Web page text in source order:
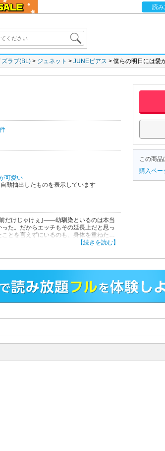
読
ズラブ(BL) ジュネット JUNEピアス 僕らの明日には愛
可愛い
動抽出したものを表示しています
だけじゃけぇ｣――幼馴染といるのは本当
た。だからエッチもその延長上だと思っ
とを言えずにいるのも、身体を重ねたの
他、二人の初めてのエッチを描いたキュ
該当いたします。
【続きを読む】
この商品
購入ペー